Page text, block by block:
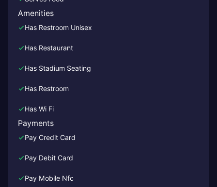
Amenities
Has Restroom Unisex
Has Restaurant
Has Stadium Seating
Has Restroom
Has Wi Fi
Payments
Pay Credit Card
Pay Debit Card
Pay Mobile Nfc